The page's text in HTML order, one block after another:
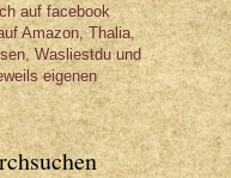
auf facebook
Amazon, Thalia,
Wasliestdu und
eigenen